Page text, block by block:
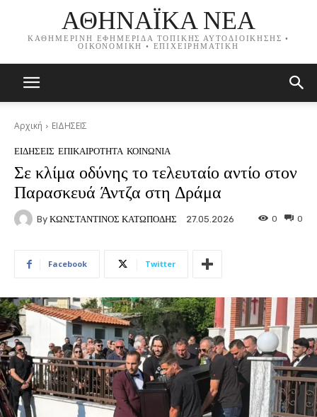
ΑΘΗΝΑΪΚΑ ΝΕΑ
ΚΑΘΗΜΕΡΙΝΗ ΕΦΗΜΕΡΙΔΑ ΤΟΠΙΚΗΣ ΑΥΤΟΔΙΟΙΚΗΣΗΣ •
ΟΙΚΟΝΟΜΙΚΗ • ΕΠΙΧΕΙΡΗΜΑΤΙΚΗ
Αρχική ΕΙΔΗΣΕΙΣ
ΕΙΔΗΣΕΙΣ ΕΠΙΚΑΙΡΟΤΗΤΑ ΚΟΙΝΩΝΙΑ
Σε κλίμα οδύνης το τελευταίο αντίο στον
Παρασκευά Άντζα στη Δράμα
By ΚΩΝΣΤΑΝΤΙΝΟΣ ΚΑΤΩΠΟΔΗΣ 27.05.2026 0
0
Facebook Twitter